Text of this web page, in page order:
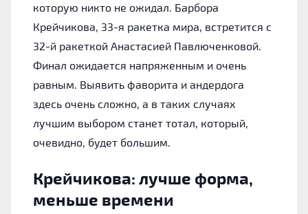
которую никто не ожидал. Барбора
Крейчикова, 33-я ракетка мира, встретится с
32-й ракеткой Анастасией Павлюченковой.
Финал ожидается напряженным и очень
равным. Выявить фаворита и андердога
здесь очень сложно, а в таких случаях
лучшим выбором станет тотал, который,
очевидно, будет большим.
Крейчикова: лучше форма,
меньше времени